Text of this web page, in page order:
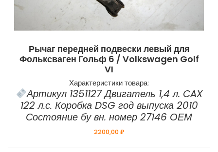
Рычаг передней подвески левый для
Фольксваген Гольф 6 / Volkswagen Golf
VI
Характеристики товара:
Артикул 1351127 Двигатель 1,4 л. CAX
122 л.с. Коробка DSG год выпуска 2010
Состояние бу вн. номер 27146 ОЕМ
2200,00₽